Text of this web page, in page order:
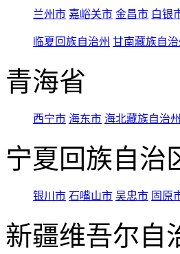
兰州市 嘉峪关市 金昌市 白银
临夏回族自治州 甘南藏族自治
青海省
西宁市 海东市 海北藏族自治州
宁夏回族自治
银川市 石嘴山市 吴忠市 固原
新疆维吾尔自